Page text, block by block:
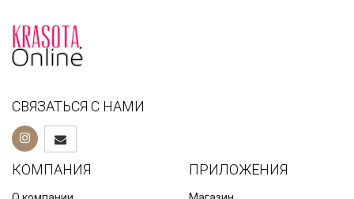
СВЯЗАТЬСЯ С НАМИ
КОМПАНИЯ ПРИЛОЖЕНИЯ